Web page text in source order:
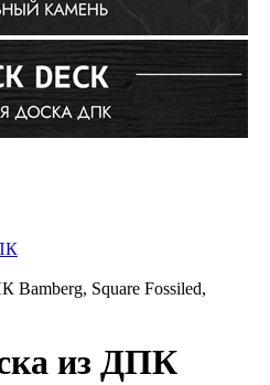
Bamberg, Square Fossiled,
из ДПК